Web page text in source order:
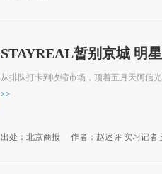
STAYREAL暂别京城 明
从排队打卡到收缩市场，顶着五月天阿信
>>
出处：北京商报
作者：赵述评 实习记者